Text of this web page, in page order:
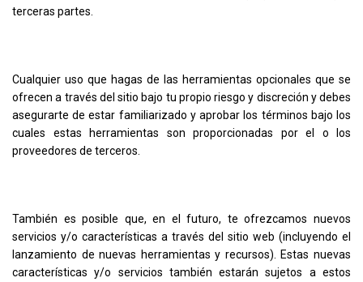
terceras partes.
Cualquier uso que hagas de las herramientas opcionales que se
ofrecen a través del sitio bajo tu propio riesgo y discreción y debes
asegurarte de estar familiarizado y aprobar los términos bajo los
cuales estas herramientas son proporcionadas por el o los
proveedores de terceros.
También es posible que, en el futuro, te ofrezcamos nuevos
servicios y/o características a través del sitio web (incluyendo el
lanzamiento de nuevas herramientas y recursos). Estas nuevas
características y/o servicios también estarán sujetos a estos